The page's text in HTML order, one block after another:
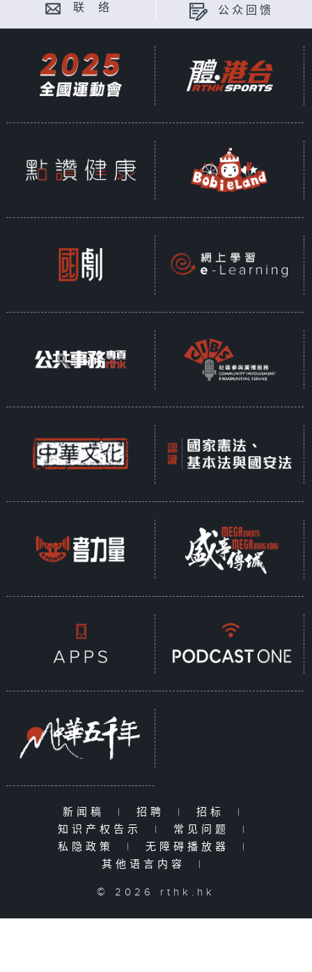
联 络 公众回馈
新闻稿 | 招聘 | 招标
|
知识产权告示
| 常见问题
|
私隐政策
| 无障碍播放器
|
其他语言内容
|
© 2026 rthk.hk